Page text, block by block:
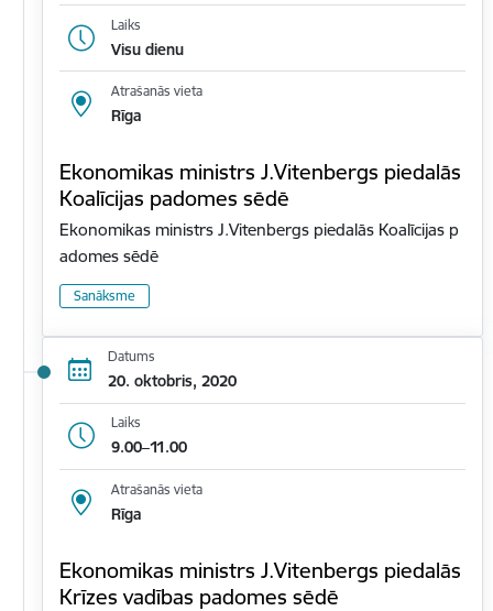
Laiks
Visu dienu
Atrašanās vieta
Rīga
Ekonomikas ministrs J.Vitenbergs piedalās
Koalīcijas padomes sēdē
Ekonomikas ministrs J.Vitenbergs piedalās Koalīcijas p
adomes sēdē
Sanāksme
Datums
20. oktobris, 2020
Laiks
9.00–11.00
Atrašanās vieta
Rīga
Ekonomikas ministrs J.Vitenbergs piedalās
Krīzes vadības padomes sēdē